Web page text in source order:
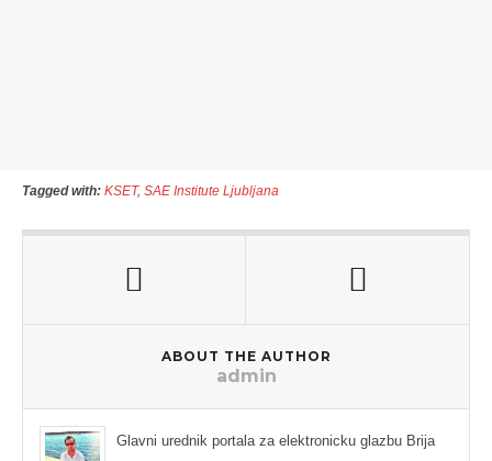
Tagged with: KSET, SAE Institute Ljubljana
ABOUT THE AUTHOR
admin
Glavni urednik portala za elektronicku glazbu Brija